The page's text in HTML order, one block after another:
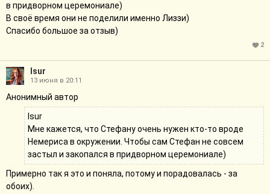
в придворном церемониале)
В своё время они не поделили именно Лиззи)
Спасибо большое за отзыв)
2
Isur
13 июня в 20:11
Анонимный автор
Isur
Мне кажется, что Стефану очень нужен кто-то вроде
Немериса в окружении. Чтобы сам Стефан не совсем
застыл и закопался в придворном церемониале)
Примерно так я это и поняла, потому и порадовалась - за
обоих).